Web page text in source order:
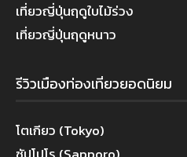
เที่ยวญี่ปุ่นฤดูใบไม้ร่วง
เที่ยวญี่ปุ่นฤดูหนาว
รีวิวเมืองท่องเที่ยวยอดนิยม
โตเกียว (Tokyo)